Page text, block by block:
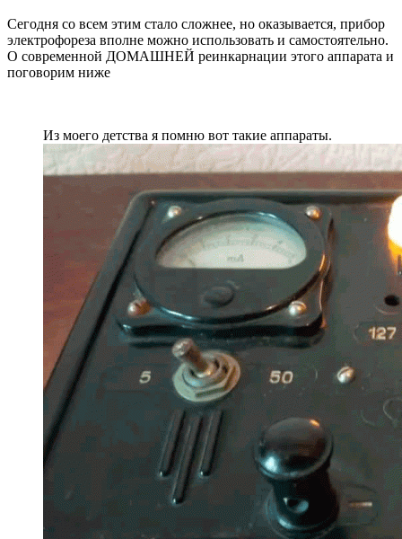
Сегодня со всем этим стало сложнее, но оказывается, прибор
электрофореза вполне можно использовать и самостоятельно.
О современной ДОМАШНЕЙ реинкарнации этого аппарата и
поговорим ниже
Из моего детства я помню вот такие аппараты.